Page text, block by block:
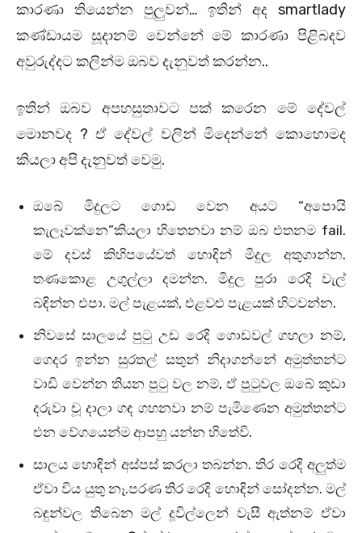
කාරණා තියෙන්න පුලුවන්… ඉතින් අද smartlady
කණ්ඩායම සූදානම් වෙන්නේ මේ කාරණා පිළිබදව
අවුරුද්දට කලින්ම ඔබව දැනුවත් කරන්න..
ඉතින් ඔබව අපහසුතාවට පක් කරෙන මේ දේවල්
මොනවද ? ඒ දේවල් වලින් මිදෙන්නේ කොහොමද
කියලා අපි දැනුවත් වෙමු.
ඔබේ මිදුලට ගොඩ වෙන අයට “අපොයි
කැලෑවක්නෙ”කියලා හිතෙනවා නම් ඔබ එතනම fail.
මේ දවස් කිහිපයේවත් හොඳින් මිදුල අතුගාන්න.
තණකොළ උගුල්ලා දමන්න. මිදුල පුරා රෙදි වැල්
බඳින්න එපා. මල් පැළයක්, එළවළු පැළයක් හිටවන්න.
නිවසේ සාලයේ පුටු උඩ රෙදි ගොඩවල් ගහලා නම්,
ගෙදර ඉන්න සුරතල් සතුන් නිදාගන්නේ අමුත්තන්ට
වාඩි වෙන්න තියන පුටු වල නම්, ඒ පුටුවල ඔබේ කුඩා
දරුවා චූ දාලා ගඳ ගහනවා නම් පැමිණෙන අමුත්තන්ට
එන වේගයෙන්ම ආපහු යන්න හිතේවි.
සාලය හොඳින් අස්පස් කරලා තබන්න. තිර රෙදි අලුත්ම
ඒවා විය යුතු නෑ.පරණ තිර රෙදි හොඳින් සෝදන්න. මල්
බඳුන්වල තිබෙන මල් දූවිල්ලෙන් වැසී ඇත්නම් ඒවා